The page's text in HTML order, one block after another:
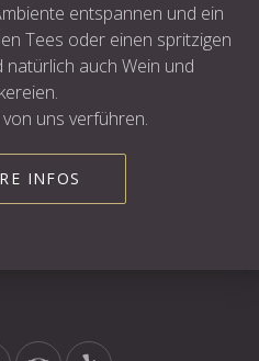
entspannen und ein
Tees oder einen spritzigen
natürlich auch Wein und
uns verführen.
INFOS